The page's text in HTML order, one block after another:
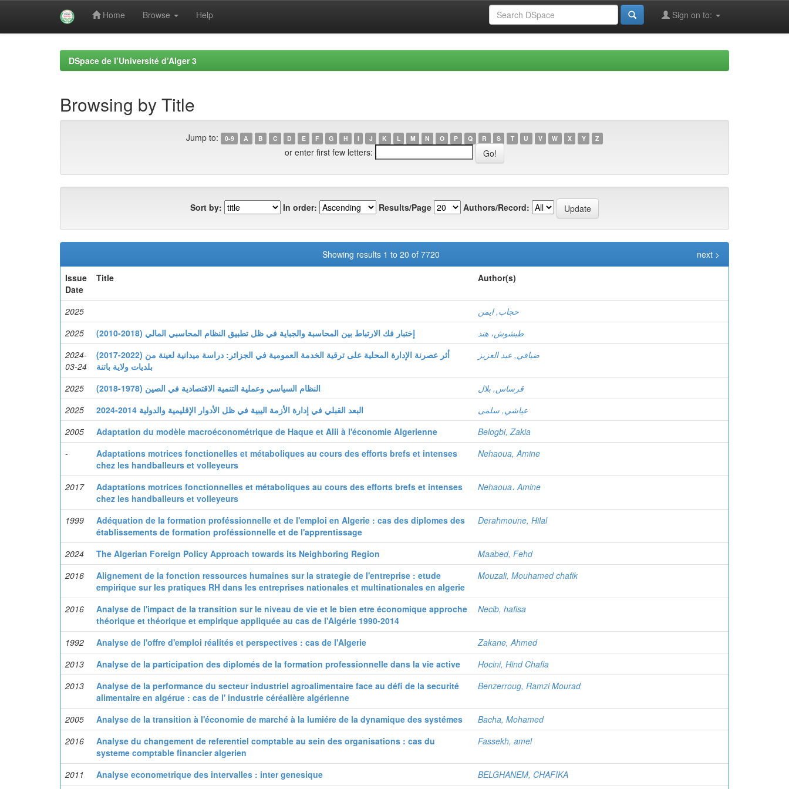
Home Browse Help Sign on to:
DSpace de l’Université d’Alger 3
Browsing by Title
Jump to: 0-9 A B C D E F G H I J K L M N O P Q R S T U V W X Y Z
or enter first few letters:
Sort by: In order: Results/Page Authors/Record:
Showing results 1 to 20 of 7720
next >
Issue
Date
Title Author(s)
2025
حجاب, ايمن
2025
(2010-2018) إختبار فك الارتباط بين المحاسبة والجباية في ظل تطبيق النظام المحاسبي المالي
طبشوش، هند
2024-
03-24
(2017-2022) أثر عصرنة الإدارة المحلية على ترقية الخدمة العمومية في الجزائر: دراسة ميدانية لعينة من
بلديات ولاية باتنة
ضيافي, عبد العزيز
2025 (2018-1978) النظام السياسي وعملية التنمية الاقتصادية في الصين
قرساس, بلال
2025
2024-2014 البعد القبلي في إدارة الأزمة اليبية في ظل الأدوار الإقليمية والدولية
عياشي, سلمى
2005
Adaptation du modèle macroéconométrique de Haque et Alii à l'économie Algerienne
Belogbi, Zakia
-
Adaptations motrices fonctionelles et métaboliques au cours des efforts brefs et intenses
chez les handballeurs et volleyeurs
Nehaoua, Amine
2017
Adaptations motrices fonctionnelles et métaboliques au cours des efforts brefs et intenses
chez les handballeurs et volleyeurs
Nehaoua، Amine
1999
Adéquation de la formation proféssionnelle et de l'emploi en Algerie : cas des diplomes des
établissements de formation proféssionnelle et de l'apprentissage
Derahmoune, Hilal
2024 The Algerian Foreign Policy Approach towards its Neighboring Region
Maabed, Fehd
2016
Alignement de la fonction ressources humaines sur la strategie de l'entreprise : etude
empirique sur les pratiques RH dans les entreprises nationales et multinationales en algerie
Mouzali, Mouhamed chafik
2016
Analyse de l'impact de la transition sur le niveau de vie et le bien etre économique approche
théorique et théorique et empirique appliquée au cas de l'Algérie 1990-2014
Necib, hafisa
1992 Analyse de l'offre d'emploi réalités et perspectives : cas de l'Algerie
Zakane, Ahmed
2013
Analyse de la participation des diplomés de la formation professionnelle dans la vie active
Hocini, Hind Chafia
2013
Analyse de la performance du secteur industriel agroalimentaire face au défi de la securité
alimentaire en algérue : cas de l' industrie céréalière algérienne
Benzerroug, Ramzi Mourad
2005 Analyse de la transition à l'économie de marché à la lumiére de la dynamique des systémes
Bacha, Mohamed
2016
Analyse du changement de referentiel comptable au sein des organisations : cas du
systeme comptable financier algerien
Fassekh, amel
2011 Analyse econometrique des intervalles : inter genesique BELGHANEM, CHAFIKA